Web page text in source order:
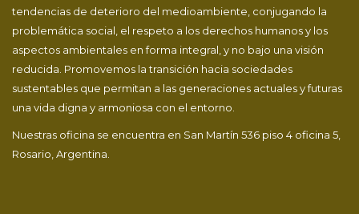
tendencias de deterioro del medioambiente, conjugando la
problemática social, el respeto a los derechos humanos y los
aspectos ambientales en forma integral, y no bajo una visión
reducida. Promovemos la transición hacia sociedades
sustentables que permitan a las generaciones actuales y futuras
una vida digna y armoniosa con el entorno.
Nuestras oficina se encuentra en San Martín 536 piso 4 oficina 5,
Rosario, Argentina.